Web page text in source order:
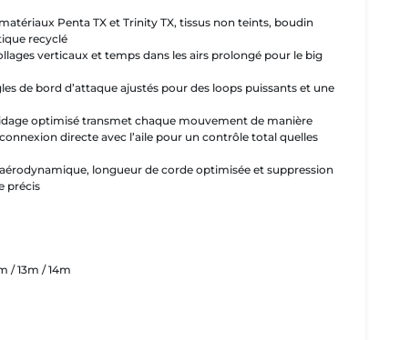
Penta TX et Trinity TX, tissus non teints, boudin
recyclé
verticaux et temps dans les airs prolongé pour le big
de bord d’attaque ajustés pour des loops puissants et une
optimisé transmet chaque mouvement de manière
directe avec l’aile pour un contrôle total quelles
longueur de corde optimisée et suppression
précis
/ 13m / 14m